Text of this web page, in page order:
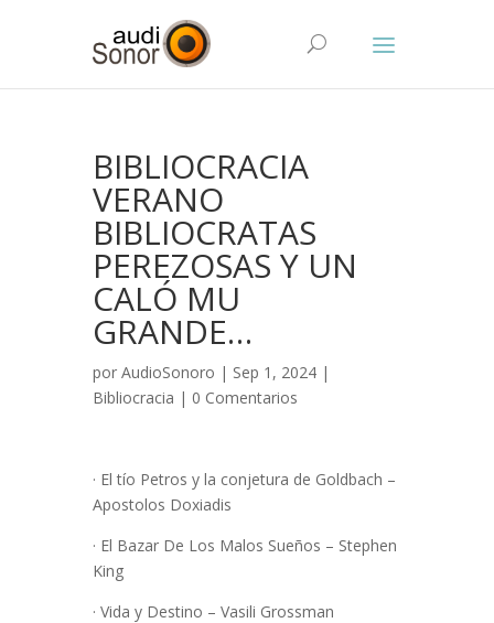
BIBLIOCRACIA
VERANO
BIBLIOCRATAS
PEREZOSAS Y UN
CALÓ MU
GRANDE…
por AudioSonoro | Sep 1, 2024 |
Bibliocracia | 0 Comentarios
· El tío Petros y la conjetura de Goldbach –
Apostolos Doxiadis
· El Bazar De Los Malos Sueños – Stephen
King
· Vida y Destino – Vasili Grossman